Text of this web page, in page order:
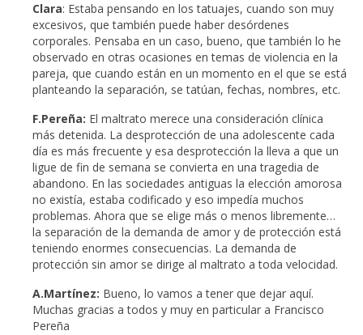
Clara: Estaba pensando en los tatuajes, cuando son muy
excesivos, que también puede haber desórdenes
corporales. Pensaba en un caso, bueno, que también lo he
observado en otras ocasiones en temas de violencia en la
pareja, que cuando están en un momento en el que se está
planteando la separación, se tatúan, fechas, nombres, etc.
F.Pereña: El maltrato merece una consideración clínica
más detenida. La desprotección de una adolescente cada
día es más frecuente y esa desprotección la lleva a que un
ligue de fin de semana se convierta en una tragedia de
abandono. En las sociedades antiguas la elección amorosa
no existía, estaba codificado y eso impedía muchos
problemas. Ahora que se elige más o menos libremente…
la separación de la demanda de amor y de protección está
teniendo enormes consecuencias. La demanda de
protección sin amor se dirige al maltrato a toda velocidad.
A.Martínez: Bueno, lo vamos a tener que dejar aquí.
Muchas gracias a todos y muy en particular a Francisco
Pereña